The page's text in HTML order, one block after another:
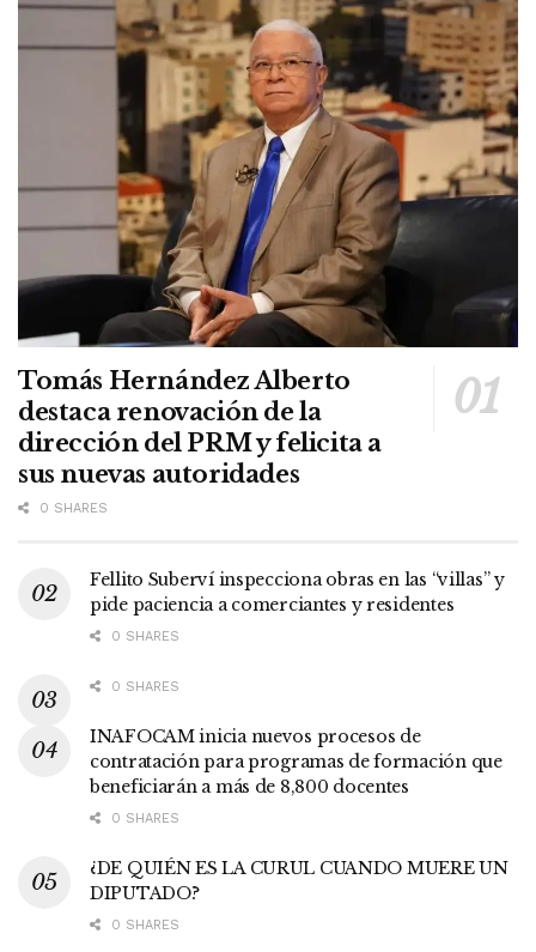
Tomás Hernández Alberto
destaca renovación de la
dirección del PRM y felicita a
sus nuevas autoridades
0 SHARES
Fellito Suberví inspecciona obras en las “villas” y
pide paciencia a comerciantes y residentes
0 SHARES
0 SHARES
INAFOCAM inicia nuevos procesos de
contratación para programas de formación que
beneficiarán a más de 8,800 docentes
0 SHARES
¿DE QUIÉN ES LA CURUL CUANDO MUERE UN
DIPUTADO?
0 SHARES